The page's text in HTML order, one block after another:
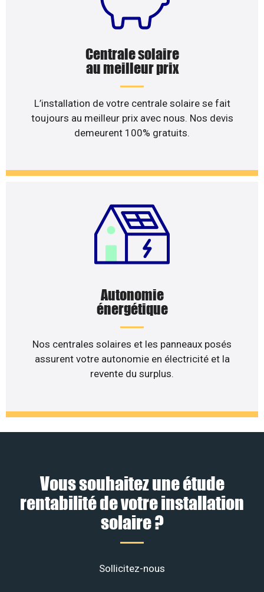
Centrale solaire
au meilleur prix
L’installation de votre centrale solaire se fait
toujours au meilleur prix avec nous. Nos devis
demeurent 100% gratuits.
Autonomie
énergétique
Nos centrales solaires et les panneaux posés
assurent votre autonomie en électricité et la
revente du surplus.
Vous souhaitez une étude
rentabilité de votre installation
solaire ?
Sollicitez-nous